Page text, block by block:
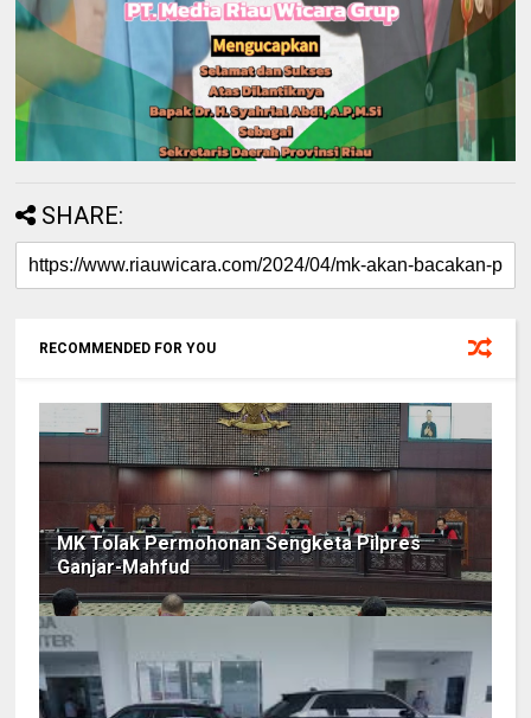
SHARE:
RECOMMENDED FOR YOU
MK Tolak Permohonan Sengketa Pilpres
Ganjar-Mahfud